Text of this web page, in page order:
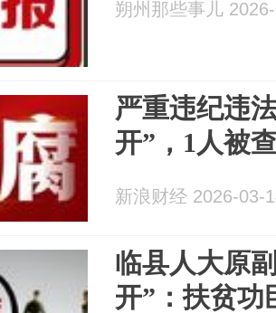
朔州那些事儿
严重违纪违
开”，1人被
新浪财经 2026-03-
临县人大原
开”：扶贫功